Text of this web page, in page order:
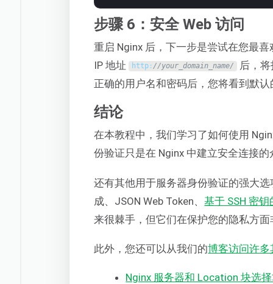
步骤 6：安全 Web 访问
重启 Nginx 后，下一步是尝试在您最
IP 地址 http : //your_domain_name/ 后，将
正确的用户名和密码后，您将看到默认
结论
在本教程中，我们学习了如何使用
份验证只是在 Nginx 中建立安全连接
还有其他用于服务器身份验证的强大
成、JSON Web Token、基于 SSH 密
来很棘手，但它们在保护您的隐私方
此外，您还可以从我们的博客访问许
Nginx 服务器和 Location 块选